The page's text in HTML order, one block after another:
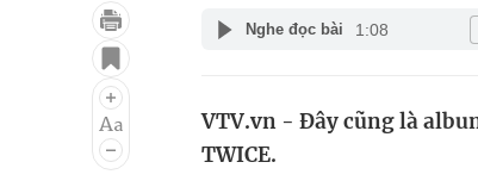
Điện ảnh
Âm nhạc
Làm đẹp
Nghe đọc bài 1:08
VTV.vn - Đây cũng là
TWICE.